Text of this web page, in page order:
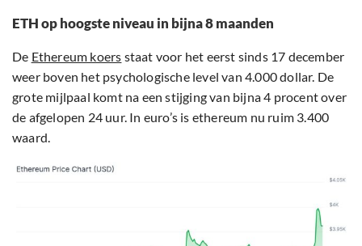
ETH op hoogste niveau in bijna 8 maanden
De Ethereum koers staat voor het eerst sinds 17 december
weer boven het psychologische level van 4.000 dollar. De
grote mijlpaal komt na een stijging van bijna 4 procent over
de afgelopen 24 uur. In euro’s is ethereum nu ruim 3.400
waard.